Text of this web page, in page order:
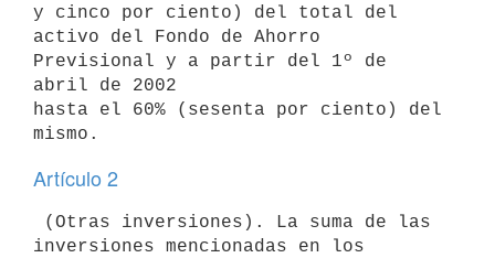
y cinco por ciento) del total del
activo del Fondo de Ahorro
Previsional y a partir del 1º de
abril de 2002
hasta el 60% (sesenta por ciento) del
Artículo 2
inversiones mencionadas en los